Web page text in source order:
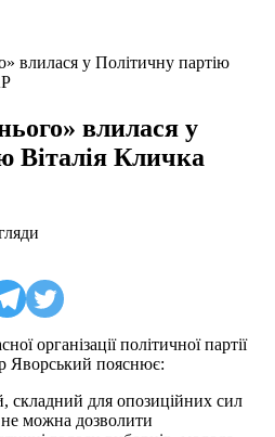
влилася у Політичну партію
влилася у
Віталія Кличка
організації політичної партії
Яворський пояснює:
для опозиційних сил
можна дозволити